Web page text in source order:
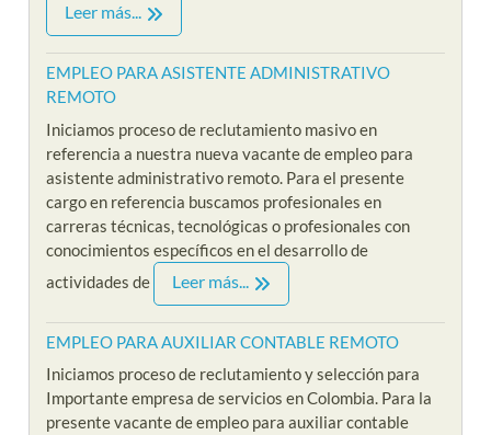
Leer más...
EMPLEO PARA ASISTENTE ADMINISTRATIVO
REMOTO
Iniciamos proceso de reclutamiento masivo en
referencia a nuestra nueva vacante de empleo para
asistente administrativo remoto. Para el presente
cargo en referencia buscamos profesionales en
carreras técnicas, tecnológicas o profesionales con
conocimientos específicos en el desarrollo de
actividades de
Leer más...
EMPLEO PARA AUXILIAR CONTABLE REMOTO
Iniciamos proceso de reclutamiento y selección para
Importante empresa de servicios en Colombia. Para la
presente vacante de empleo para auxiliar contable